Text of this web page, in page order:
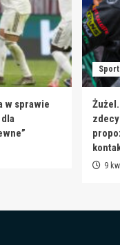
w sprawie
9